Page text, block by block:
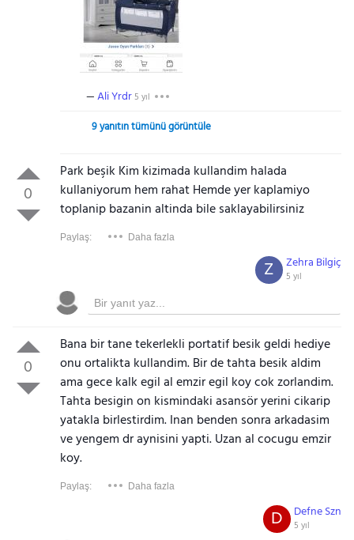
Ali Yrdr5 yıl
9 yanıtın tümünü görüntüle
0
Park beşik Kim kizimada kullandim halada
kullaniyorum hem rahat Hemde yer kaplamiyo
toplanip bazanin altinda bile saklayabilirsiniz
Paylaş: Daha fazla
Zehra Bilgiç
5 yıl
Z
0
Bana bir tane tekerlekli portatif besik geldi hediye
onu ortalikta kullandim. Bir de tahta besik aldim
ama gece kalk egil al emzir egil koy cok zorlandim.
Tahta besigin on kismindaki asansör yerini cikarip
yatakla birlestirdim. Inan benden sonra arkadasim
ve yengem dr aynisini yapti. Uzan al cocugu emzir
koy.
Paylaş: Daha fazla
Defne Szn
5 yıl
D